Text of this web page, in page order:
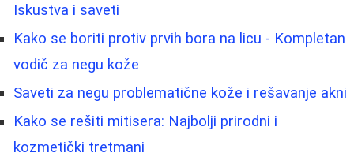
Iskustva i saveti
Kako se boriti protiv prvih bora na licu - Kompletan
vodič za negu kože
Saveti za negu problematične kože i rešavanje akni
Kako se rešiti mitisera: Najbolji prirodni i
kozmetički tretmani